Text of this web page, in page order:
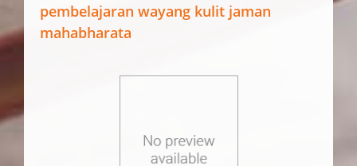
pembelajaran wayang kulit jaman
mahabharata